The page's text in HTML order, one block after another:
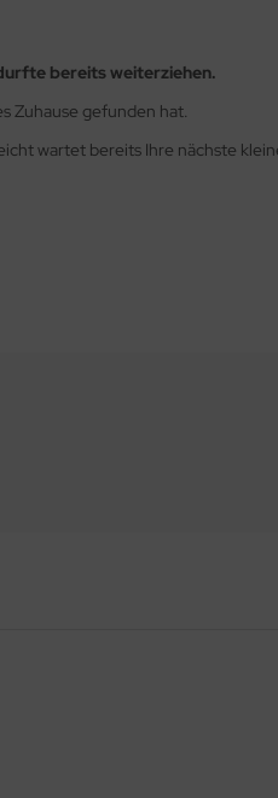
bereits weiterziehen.
Zuhause gefunden hat.
wartet bereits Ihre nächste